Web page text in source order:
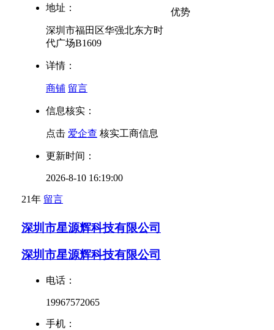
地址：
深圳市福田区华强北东方时
代广场B1609
详情：
商铺 留言
信息核实：
点击 爱企查 核实工商信息
更新时间：
2026-8-10 16:19:00
21年 留言
优势
深圳市星源辉科技有限公司
深圳市星源辉科技有限公司
电话：
19967572065
手机：